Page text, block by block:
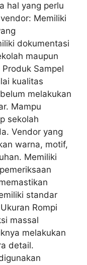
hal yang perlu
Memiliki
dokumentasi
maupun
Sampel
kualitas
melakukan
Mampu
sekolah
Vendor yang
warna, motif,
Memiliki
standar
Rompi
massal
melakukan
detail.